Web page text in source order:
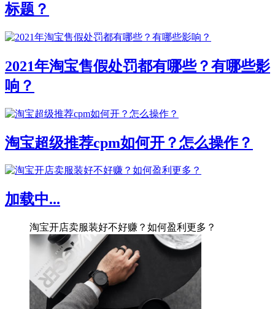
标题？
2021年淘宝售假处罚都有哪些？有哪些影
响？
淘宝超级推荐cpm如何开？怎么操作？
加载中...
淘宝开店卖服装好不好赚？如何盈利更多？